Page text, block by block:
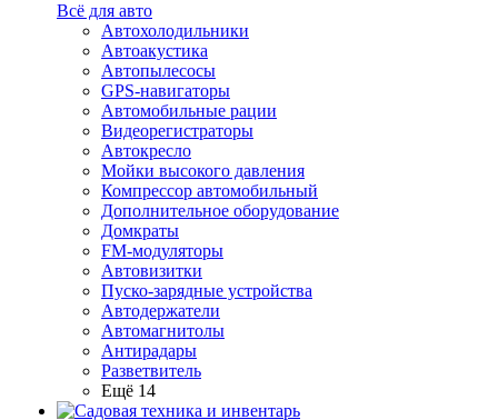
Всё для авто
Автохолодильники
Автоакустика
Автопылесосы
GPS-навигаторы
Автомобильные рации
Видеорегистраторы
Автокресло
Мойки высокого давления
Компрессор автомобильный
Дополнительное оборудование
Домкраты
FM-модуляторы
Автовизитки
Пуско-зарядные устройства
Автодержатели
Автомагнитолы
Антирадары
Разветвитель
Ещё 14